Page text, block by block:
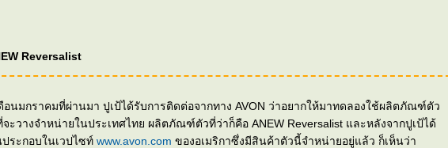
Reversalist
อนมกราคมที่ผ่านมา ปูเป้ได้รับการติดต่อจากทาง AVON ว่าอยากให้มาทดลองใช้ผลิตภัณฑ์ตัว
ประเทศไทย ผลิตภัณฑ์ตัวที่ว่าก็คือ ANEW Reversalist และหลังจากปูเป้ได้
ระกอบในเวปไซท์ www.avon.com ของอเมริกาซึ่งมีสินค้าตัวนี้จำหน่ายอยู่แล้ว ก็เห็นว่า